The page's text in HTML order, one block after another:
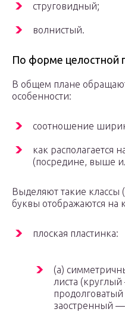
струговидный;
волнистый.
По форме целостной
В общем плане
особенности:
соотношение
как располагается
(посредине, выше
Выделяют такие классы
буквы отображаются на
плоская пластинка:
(а)
листа
заостренный